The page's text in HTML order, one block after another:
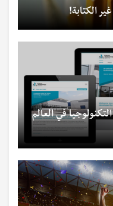
التكنولوجيا في العالم